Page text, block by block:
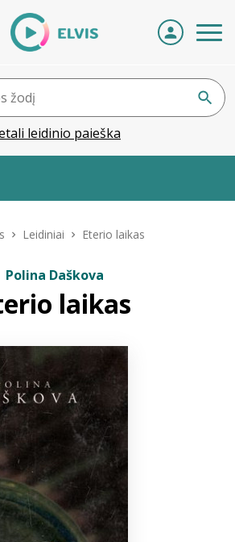
leidinio paieška
+370 667 80 541
Leidiniai Eterio laikas
Polina Daškova
laikas